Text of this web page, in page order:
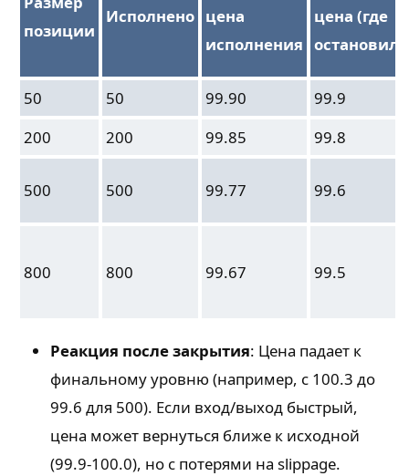
позиции
Исполнено цена
исполнения
цена (где
50 50 99.90
99.9
200
200 99.85 99.8
500 500 99.77 99.6
800 800 99.67 99.5
Реакция после закрытия: Цена падает к
финальному уровню (например, с 100.3 до
99.6 для 500). Если вход/выход быстрый,
цена может вернуться ближе к исходной
(99.9-100.0), но с потерями на slippage.